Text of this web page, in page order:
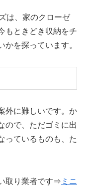
は、家のクローゼ
もときどき収納をチ
かを探っています。
外に難しいです。か
ので、ただゴミに出
っているものも、た
取り業者です⇒ ミニ